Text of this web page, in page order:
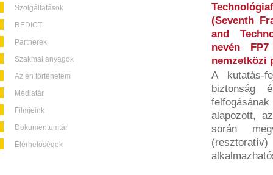
Szolgáltatások
REDICT
Partnerek
Szakmai anyagok
Az én történetem
Médiatár
Filmjeink
Dokumentumtár
Elérhetőségek
(Seventh
and
nevén
nemzetközi
A kutatás-
biztonság
alapozott,
során